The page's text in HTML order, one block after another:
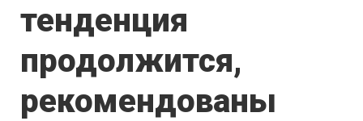
тенденция
продолжится,
рекомендованы